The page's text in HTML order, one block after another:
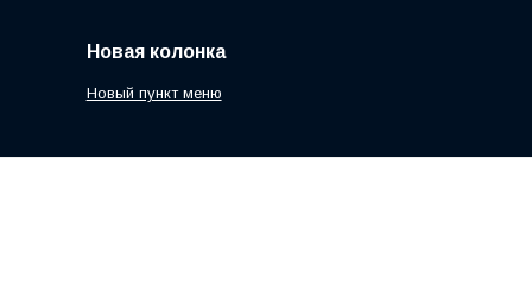
Новая колонка
Новый пункт меню